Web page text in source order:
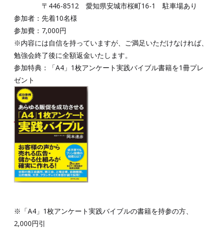
〒446-8512 愛知県安城市桜町16-1 駐車場あり
参加者：先着10名様
参加費：7,000円
※内容には自信を持っていますが、ご満足いただけなければ、
勉強会終了後に全額返金いたします。
参加特典：「A4」1枚アンケート実践バイブル書籍を1冊プレ
ゼント
※「A4」1枚アンケート実践バイブルの書籍を持参の方、
2,000円引